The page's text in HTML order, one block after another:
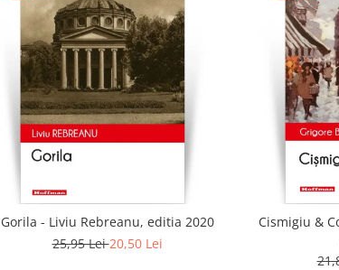
Gorila - Liviu Rebreanu, editia 2020
25,95 Lei20,50 Lei
Cismigiu &